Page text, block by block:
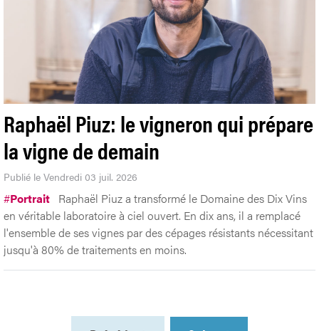
Raphaël Piuz: le vigneron qui prépare
la vigne de demain
Publié le Vendredi 03 juil. 2026
#Portrait Raphaël Piuz a transformé le Domaine des Dix Vins
en véritable laboratoire à ciel ouvert. En dix ans, il a remplacé
l'ensemble de ses vignes par des cépages résistants nécessitant
jusqu'à 80% de traitements en moins.